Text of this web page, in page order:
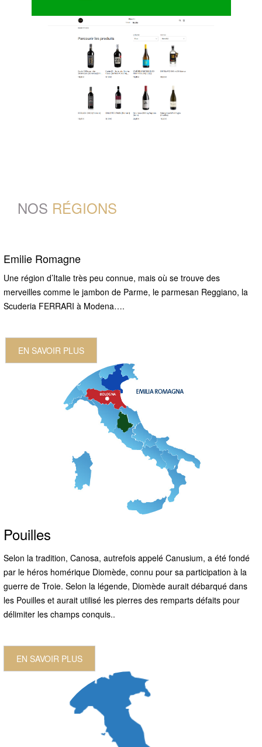
NOS RÉGIONS
Emilie Romagne
Une région d’Italie très peu connue, mais où se trouve des
merveilles comme le jambon de Parme, le parmesan Reggiano, la
Scuderia FERRARI à Modena….
EN SAVOIR PLUS
Pouilles
Selon la tradition, Canosa, autrefois appelé Canusium, a été fondé
par le héros homérique Diomède, connu pour sa participation à la
guerre de Troie. Selon la légende, Diomède aurait débarqué dans
les Pouilles et aurait utilisé les pierres des remparts défaits pour
délimiter les champs conquis..
EN SAVOIR PLUS